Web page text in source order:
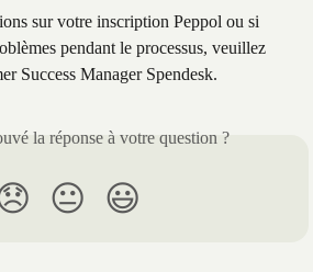
sur votre inscription Peppol ou si
pendant le processus, veuillez
Success Manager Spendesk.
la réponse à votre question ?
😐 😃